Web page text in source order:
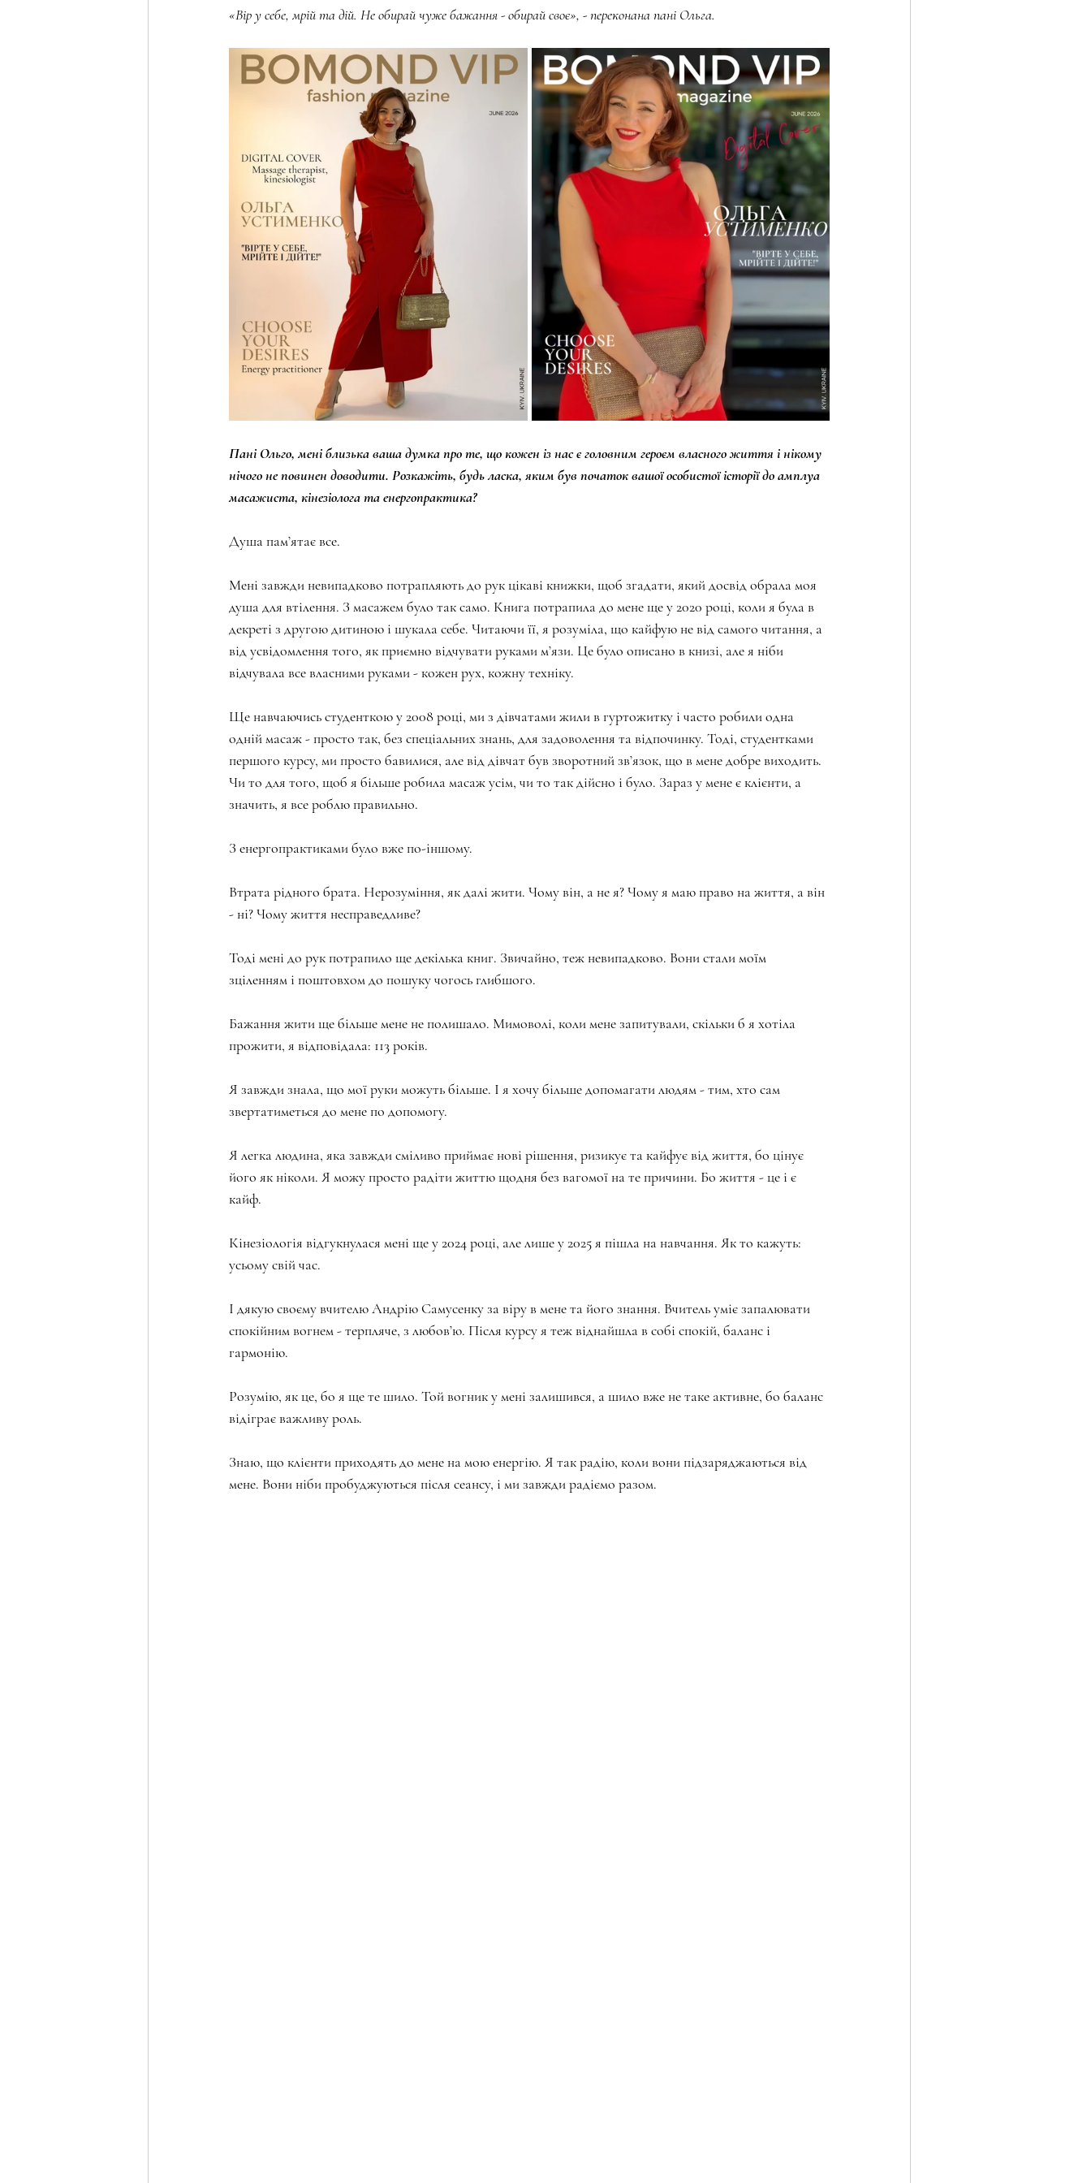
«Вір у себе, мрій та дій. Не обирай чуже бажання - обирай своє», - переконана пані Ольга.
Пані Ольго, мені близька ваша думка про те, що кожен із нас є головним героєм власного життя і нікому
нічого не повинен доводити. Розкажіть, будь ласка, яким був початок вашої особистої історії до амплуа
масажиста, кінезіолога та енергопрактика?
Душа пам’ятає все.
Мені завжди невипадково потрапляють до рук цікаві книжки, щоб згадати, який досвід обрала моя
душа для втілення. З масажем було так само. Книга потрапила до мене ще у 2020 році, коли я була в
декреті з другою дитиною і шукала себе. Читаючи її, я розуміла, що кайфую не від самого читання, а
від усвідомлення того, як приємно відчувати руками м’язи. Це було описано в книзі, але я ніби
відчувала все власними руками - кожен рух, кожну техніку.
Ще навчаючись студенткою у 2008 році, ми з дівчатами жили в гуртожитку і часто робили одна
одній масаж - просто так, без спеціальних знань, для задоволення та відпочинку. Тоді, студентками
першого курсу, ми просто бавилися, але від дівчат був зворотний зв’язок, що в мене добре виходить.
Чи то для того, щоб я більше робила масаж усім, чи то так дійсно і було. Зараз у мене є клієнти, а
значить, я все роблю правильно.
З енергопрактиками було вже по-іншому.
Втрата рідного брата. Нерозуміння, як далі жити. Чому він, а не я? Чому я маю право на життя, а він
- ні? Чому життя несправедливе?
Тоді мені до рук потрапило ще декілька книг. Звичайно, теж невипадково. Вони стали моїм
зціленням і поштовхом до пошуку чогось глибшого.
Бажання жити ще більше мене не полишало. Мимоволі, коли мене запитували, скільки б я хотіла
прожити, я відповідала: 113 років.
Я завжди знала, що мої руки можуть більше. І я хочу більше допомагати людям - тим, хто сам
звертатиметься до мене по допомогу.
Я легка людина, яка завжди сміливо приймає нові рішення, ризикує та кайфує від життя, бо цінує
його як ніколи. Я можу просто радіти життю щодня без вагомої на те причини. Бо життя - це і є
кайф.
Кінезіологія відгукнулася мені ще у 2024 році, але лише у 2025 я пішла на навчання. Як то кажуть:
усьому свій час.
І дякую своєму вчителю Андрію Самусенку за віру в мене та його знання. Вчитель уміє запалювати
спокійним вогнем - терпляче, з любов’ю. Після курсу я теж віднайшла в собі спокій, баланс і
гармонію.
Розумію, як це, бо я ще те шило. Той вогник у мені залишився, а шило вже не таке активне, бо баланс
відіграє важливу роль.
Знаю, що клієнти приходять до мене на мою енергію. Я так радію, коли вони підзаряджаються від
мене. Вони ніби пробуджуються після сеансу, і ми завжди радіємо разом.